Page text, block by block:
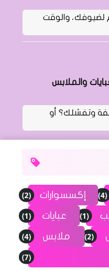
لضيوفك، والوقت
والملابس
وتفشلك؟ أو
(4) إكسسوارات (2)
(1) عبايات (1)
(2) ملابس (4)
(7)